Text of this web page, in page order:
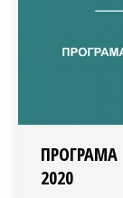
2020